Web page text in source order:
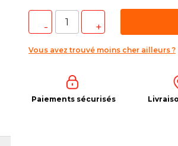
Vous avez trouvé moins cher ailleurs ?
Paiements sécurisés